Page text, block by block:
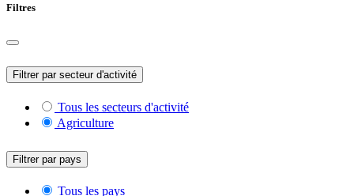
Filtres
Filtrer par secteur d'activité
Tous les secteurs d'activité
Agriculture
Filtrer par pays
Tous les pays